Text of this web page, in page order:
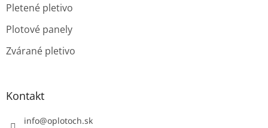
Pletené pletivo
Plotové panely
Zvárané pletivo
Kontakt
info@oplotoch.sk